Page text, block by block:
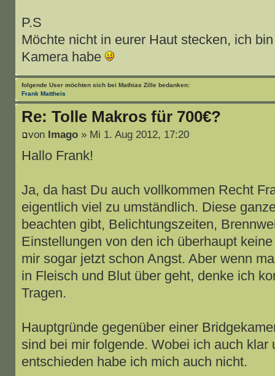
P.S
Möchte nicht in eurer Haut stecken, ich
Kamera habe
folgende User möchten sich bei Mathias Zille bedanken:
Frank Mattheis
Re: Tolle Makros für 700€?
von Imago» Mi 1. Aug 2012, 17:20
Hallo Frank!
Ja, da hast Du auch vollkommen Recht
eigentlich viel zu umständlich. Diese
beachten gibt, Belichtungszeiten,
Einstellungen von den ich überhaupt
mir sogar jetzt schon Angst. Aber wenn
in Fleisch und Blut über geht, denke ich
Tragen.
Hauptgründe gegenüber einer
sind bei mir folgende. Wobei ich auch klar
entschieden habe ich mich auch nicht.